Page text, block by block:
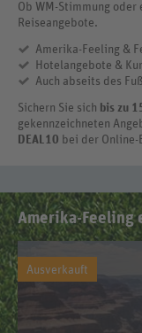
Ob WM-Stimmung
Reiseangebote.
Amerika-Feeling &
Hotelangebote &
Auch abseits des
Sichern Sie sich bis zu
gekennzeichneten
DEAL10 bei der Online-
Amerika-Feeling
Ausverkauft